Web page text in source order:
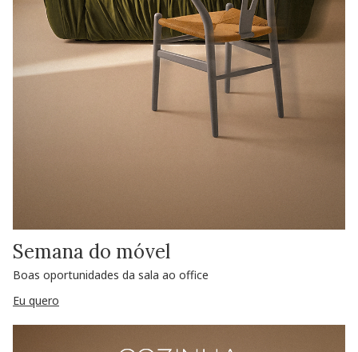
Semana do móvel
Boas oportunidades da sala ao office
Eu quero